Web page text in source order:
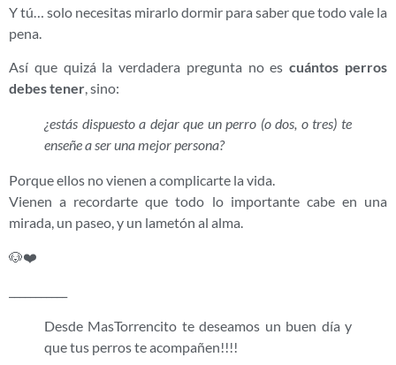
Y tú… solo necesitas mirarlo dormir para saber que todo vale la
pena.
Así que quizá la verdadera pregunta no escuántos perros
debes tener, sino:
¿estás dispuesto a dejar que un perro (o dos, o tres) te
enseñe a ser una mejor persona?
Porque ellos no vienen a complicarte la vida.
Vienen a recordarte que todo lo importante cabe en una
mirada, un paseo, y un lametón al alma.
🐶❤️
Desde MasTorrencito te deseamos un buen día y
que tus perros te acompañen!!!!